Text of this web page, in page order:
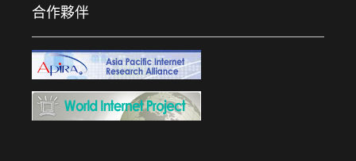
合作夥伴